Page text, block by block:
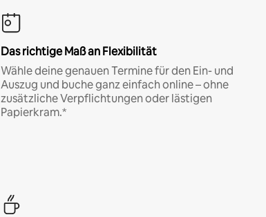
Das richtige Maß an Flexibilität
Wähle deine genauen Termine für den Ein- und
Auszug und buche ganz einfach online – ohne
zusätzliche Verpflichtungen oder lästigen
Papierkram.*